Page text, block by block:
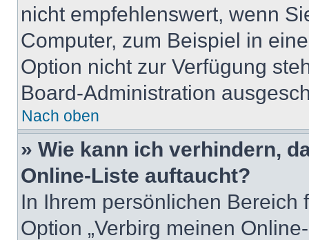
nicht empfehlenswert, wenn
Computer, zum Beispiel in
Option nicht zur Verfügung
Board-Administration
Nach oben
» Wie kann ich verhindern,
Online-Liste auftaucht?
In Ihrem persönlichen
Option „Verbirg meinen